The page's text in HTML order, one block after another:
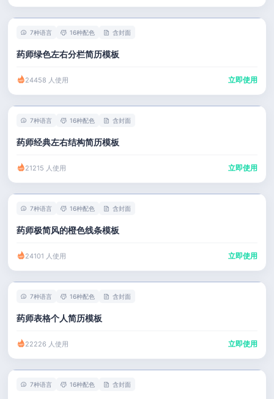
7种语言 16种配色 含封面
药师绿色左右分栏简历模板
24458 人使用 立即使用
7种语言 16种配色 含封面
药师经典左右结构简历模板
21215 人使用 立即使用
7种语言 16种配色 含封面
药师极简风的橙色线条模板
24101 人使用 立即使用
7种语言 16种配色 含封面
药师表格个人简历模板
22226 人使用 立即使用
7种语言 16种配色 含封面